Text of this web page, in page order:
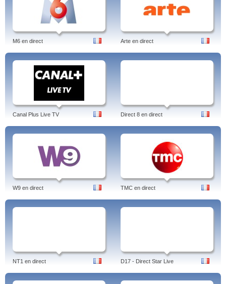
M6 en direct Arte en direct
Canal Plus Live TV Direct 8 en direct
W9 en direct TMC en direct
NT1 en direct D17 - Direct Star Live